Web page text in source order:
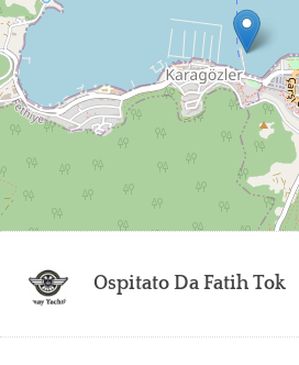
Ospitato Da Fatih Tok